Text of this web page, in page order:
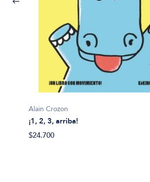
Alain Crozon
¡1, 2, 3, arriba!
$24.700